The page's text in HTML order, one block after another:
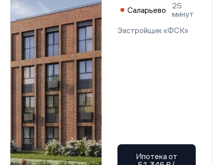
Саларьево
25
минут
Застройщик «ФСК»
Ипотека от